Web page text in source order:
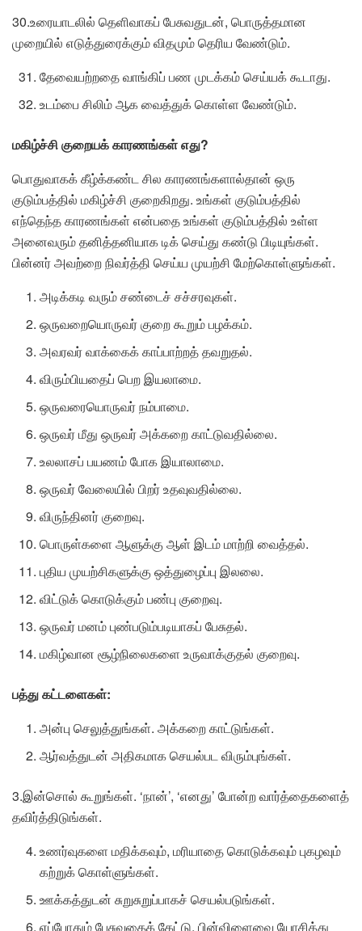
30.உரையாடலில் தெளிவாகப் பேசுவதுடன், பொருத்தமான
முறையில் எடுத்துரைக்கும் விதமும் தெரிய வேண்டும்.
தேவையற்றதை வாங்கிப் பண முடக்கம் செய்யக் கூடாது.
உடம்பை சிலிம் ஆக வைத்துக் கொள்ள வேண்டும்.
மகிழ்ச்சிகுறையக்காரணங்கள்எது?
பொதுவாகக் கீழ்க்கண்ட சில காரணங்களால்தான் ஒரு
குடும்பத்தில் மகிழ்ச்சி குறைகிறது. உங்கள் குடும்பத்தில்
எந்தெந்த காரணங்கள் என்பதை உங்கள் குடும்பத்தில் உள்ள
அனைவரும் தனித்தனியாக டிக் செய்து கண்டு பிடியுங்கள்.
பின்னர் அவற்றை நிவர்த்தி செய்ய முயற்சி மேற்கொள்ளுங்கள்.
அடிக்கடி வரும் சண்டைச் சச்சரவுகள்.
ஒருவறையொருவர் குறை கூறும் பழக்கம்.
அவரவர் வாக்கைக் காப்பாற்றத் தவறுதல்.
விரும்பியதைப் பெற இயலாமை.
ஒருவரையொருவர் நம்பாமை.
ஒருவர் மீது ஒருவர் அக்கறை காட்டுவதில்லை.
உலலாசப் பயணம் போக இயாலாமை.
ஒருவர் வேலையில் பிறர் உதவுவதில்லை.
விருந்தினர் குறைவு.
பொருள்களை ஆளுக்கு ஆள் இடம் மாற்றி வைத்தல்.
புதிய முயற்சிகளுக்கு ஒத்துழைப்பு இலலை.
விட்டுக் கொடுக்கும் பண்பு குறைவு.
ஒருவர் மனம் புண்படும்படியாகப் பேசுதல்.
மகிழ்வான சூழ்நிலைகளை உருவாக்குதல் குறைவு.
பத்துகட்டளைகள்:
அன்பு செலுத்துங்கள். அக்கறை காட்டுங்கள்.
ஆர்வத்துடன் அதிகமாக செயல்பட விரும்புங்கள்.
3.இன்சொல் கூறுங்கள். ‘நான்’, ‘எனது’ போன்ற வார்த்தைகளைத்
தவிர்த்திடுங்கள்.
உணர்வுகளை மதிக்கவும், மரியாதை கொடுக்கவும் புகழவும்
கற்றுக் கொள்ளுங்கள்.
ஊக்கத்துடன் சுறுசுறுப்பாகச் செயல்படுங்கள்.
எப்போதும் பேசுவதைக் கேட்டு, பின்விளைவை யோசித்து